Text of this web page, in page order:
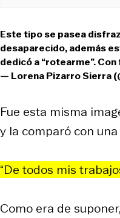
Este tipo se pasea
desaparecido, además
dedicó a “rotearme”.
— Lorena Pizarro Sierra
Fue esta misma
y la comparó con
“De todos mis
Como era de